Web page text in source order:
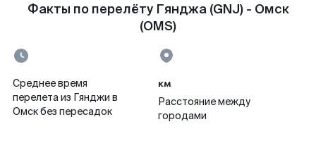
Факты по перелёту Гянджа (GNJ) - Омск
(OMS)
Среднее время
перелета из Гянджи в
Омск без пересадок
км
Расстояние между
городами